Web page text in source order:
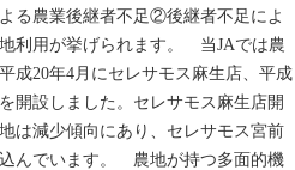
る農業後継者不足②後継者不足によ
利用が挙げられます。 当JAでは農
成20年4月にセレサモス麻生店、平成
開設しました。セレサモス麻生店開
は減少傾向にあり、セレサモス宮前
んでいます。 農地が持つ多面的機